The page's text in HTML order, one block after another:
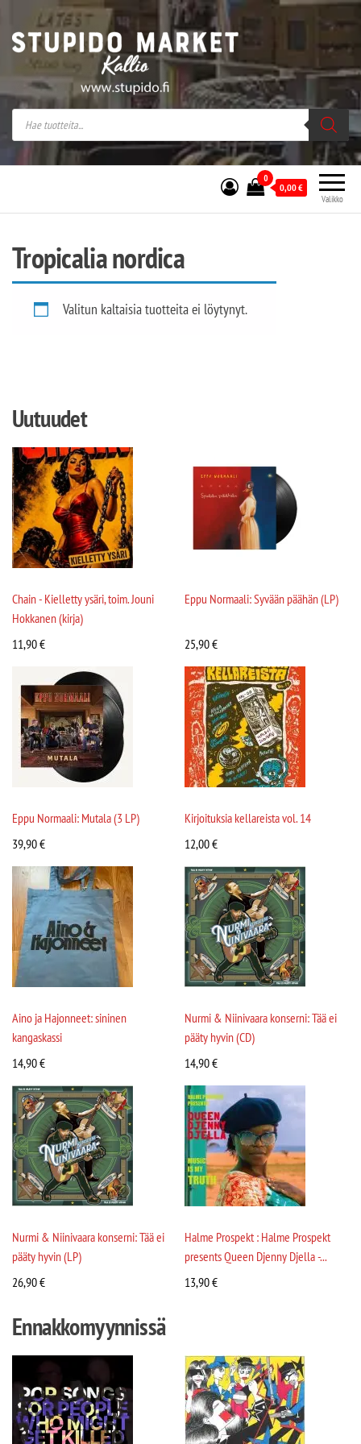
Stupido Market – verkossa ja kivijalassa
Stupido Market on vaihtoehtomusaan
erikoistunut verkko- sekä
kivijalkakauppa Helsingissä Kallion
sydämessä.
Valikko
0
0,00€
Tropicalia nordica
Valitun kaltaisia tuotteita ei löytynyt.
Uutuudet
Chain - Kielletty ysäri, toim. Jouni
Hokkanen (kirja)
11,90€
Eppu Normaali: Syvään päähän (LP)
25,90€
Eppu Normaali: Mutala (3 LP)
39,90€
Kirjoituksia kellareista vol. 14
12,00€
Aino ja Hajonneet: sininen
kangaskassi
14,90€
Nurmi & Niinivaara konserni: Tää ei
pääty hyvin (CD)
14,90€
Nurmi & Niinivaara konserni: Tää ei
pääty hyvin (LP)
26,90€
Halme Prospekt : Halme Prospekt
presents Queen Djenny Djella -...
13,90€
Ennakkomyynnissä